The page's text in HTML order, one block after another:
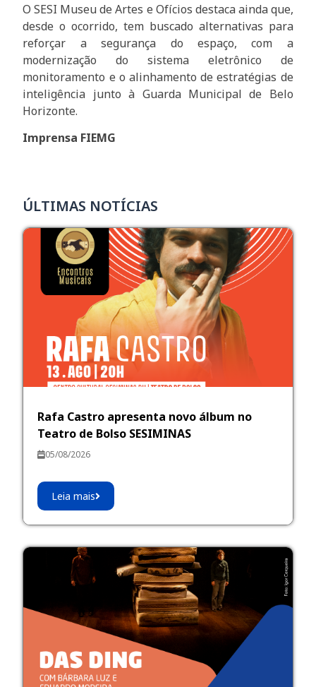
O SESI Museu de Artes e Ofícios destaca ainda que,
desde o ocorrido, tem buscado alternativas para
reforçar a segurança do espaço, com a
modernização do sistema eletrônico de
monitoramento e o alinhamento de estratégias de
inteligência junto à Guarda Municipal de Belo
Horizonte.
Imprensa FIEMG
ÚLTIMAS NOTÍCIAS
Rafa Castro apresenta novo álbum no
Teatro de Bolso SESIMINAS
05/08/2026
Leia mais